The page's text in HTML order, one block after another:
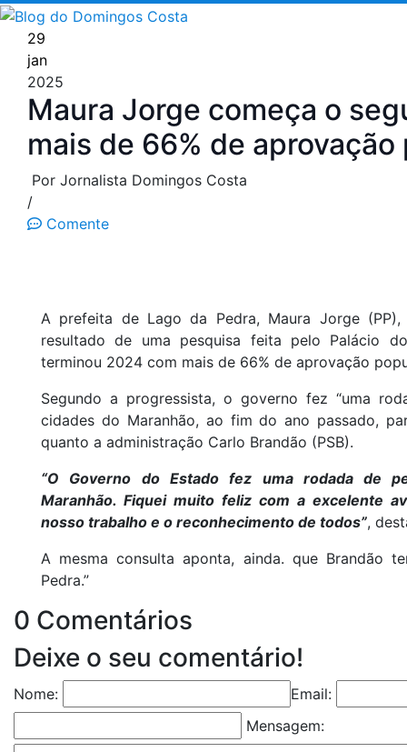
Pular
para
conteúdo
29
jan
2025
Maura Jorge começa o
mais de 66% de aprovação
Por Jornalista Domingos Costa
/
Comente
A prefeita de Lago da Pedra, Maura Jorge
resultado de uma pesquisa feita pelo Palácio
terminou 2024 com mais de 66% de aprovação
Segundo a progressista, o governo fez “uma
cidades do Maranhão, ao fim do ano passado,
quanto a administração Carlo Brandão (PSB).
“O Governo do Estado fez uma rodada de
Maranhão. Fiquei muito feliz com a excelente
nosso trabalho e o reconhecimento de todos”,
A mesma consulta aponta, ainda. que Brandão
Pedra.”
0 Comentários
Deixe o seu comentário!
Nome:
Email:
Mensagem: